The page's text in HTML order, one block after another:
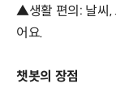
▲생활 편의: 날씨,
어요.
챗봇의 장점